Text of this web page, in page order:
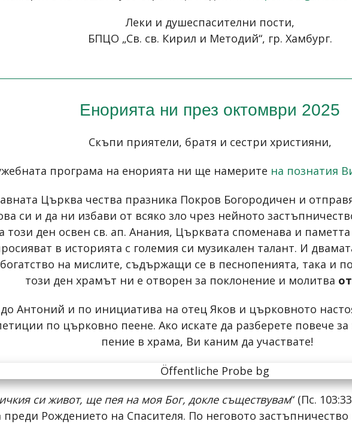
Леки и душеспасителни пости,
БПЦО „Св. св. Кирил и Методий“, гр. Хамбург.
Енорията ни през октомври 2025
Скъпи приятели, братя и сестри християни,
програма на енорията ни ще намерите на познатия
Църква чества празника Покров Богородичен и
си и да ни избави от всяко зло чрез нейното
този ден освен св. ап. Анания, Църквата споменава и
в историята с големия си музикален талант. И
на мислите, съдържащи се в песнопенията, така и
този ден храмът ни е отворен за поклонение и молитва
Антоний и по инициатива на отец Яков и църковното
по църковно пеене. Ако искате да разберете повече
пение в храма, Ви каним да участвате!
си живот, ще пея на моя Бог, докле съществувам“ (Пс.
Рождението на Спасителя. По неговото